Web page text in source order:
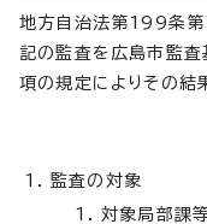
地方自治法第199条第
記の監査を広島市監査
項の規定によりその結
監査の対象
対象局部課